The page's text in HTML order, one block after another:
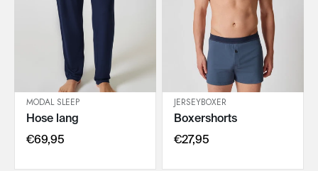
IN DEN WARENKORB
MODAL SLEEP
Hose lang
€69,95
IN DEN WARENKORB
JERSEYBOXER
Boxershorts
€27,95